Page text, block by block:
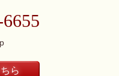
ら